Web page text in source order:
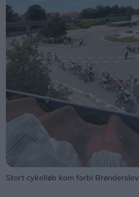
Stort cykelløb kom forbi Brønderslev